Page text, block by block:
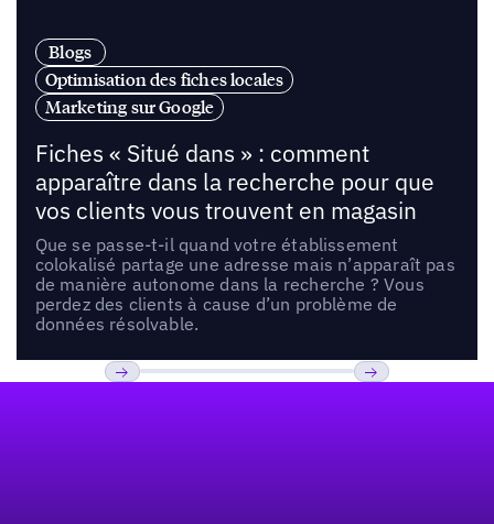
Blogs
Optimisation des fiches locales
Marketing sur Google
Fiches « Situé dans » : comment
apparaître dans la recherche pour que
vos clients vous trouvent en magasin
Que se passe-t-il quand votre établissement
colokalisé partage une adresse mais n’apparaît pas
de manière autonome dans la recherche ? Vous
perdez des clients à cause d’un problème de
données résolvable.